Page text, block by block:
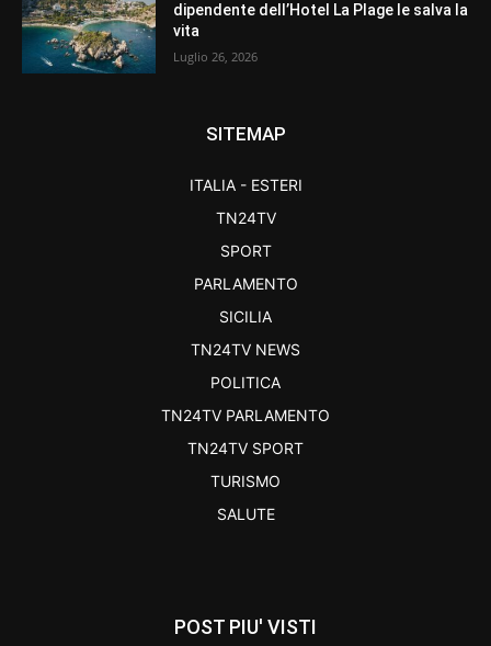
dipendente dell’Hotel La Plage le salva la
vita
Luglio 26, 2026
SITEMAP
ITALIA - ESTERI
TN24TV
SPORT
PARLAMENTO
SICILIA
TN24TV NEWS
POLITICA
TN24TV PARLAMENTO
TN24TV SPORT
TURISMO
SALUTE
POST PIU' VISTI